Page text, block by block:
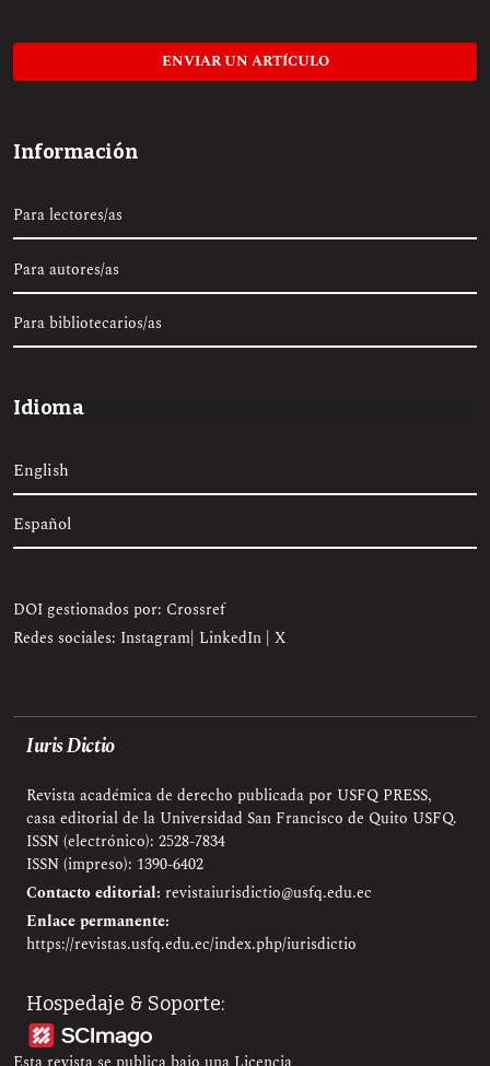
ENVIAR UN ARTÍCULO
Información
Para lectores/as
Para autores/as
Para bibliotecarios/as
Idioma
English
Español
DOI gestionados por: Crossref
Redes sociales: Instagram| LinkedIn | X
Iuris Dictio
Revista académica de derecho publicada por USFQ PRESS,
casa editorial de la Universidad San Francisco de Quito USFQ.
ISSN (electrónico): 2528-7834
ISSN (impreso): 1390-6402
Contacto editorial: revistaiurisdictio@usfq.edu.ec
Enlace permanente:
https://revistas.usfq.edu.ec/index.php/iurisdictio
Hospedaje & Soporte: